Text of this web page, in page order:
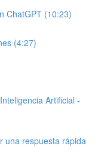
ChatGPT (10:23)
(4:27)
Artificial -
una respuesta rápida